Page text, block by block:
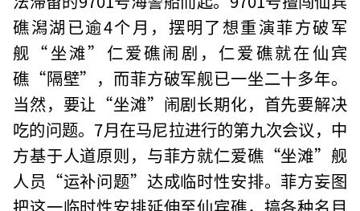
礁潟湖已逾4个月，摆明了想重演菲方破军
舰“坐滩”仁爱礁闹剧，仁爱礁就在仙宾
礁“隔壁”，而菲方破军舰已一坐二十多年。
当然，要让“坐滩”闹剧长期化，首先要解决
吃的问题。7月在马尼拉进行的第九次会议，中
方基于人道原则，与菲方就仁爱礁“坐滩”舰
人员“运补问题”达成临时性安排。菲方妄图